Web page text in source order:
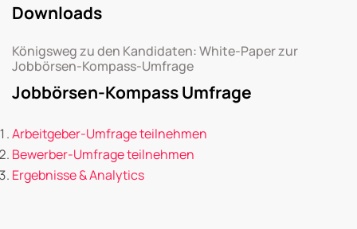
Downloads
Königsweg zu den Kandidaten: White-Paper zur
Jobbörsen-Kompass-Umfrage
Jobbörsen-Kompass Umfrage
Arbeitgeber-Umfrage teilnehmen
Bewerber-Umfrage teilnehmen
Ergebnisse & Analytics